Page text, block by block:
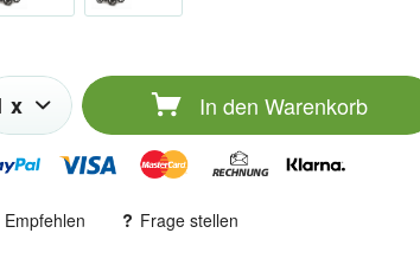
In den Warenkorb
Empfehlen Frage stellen